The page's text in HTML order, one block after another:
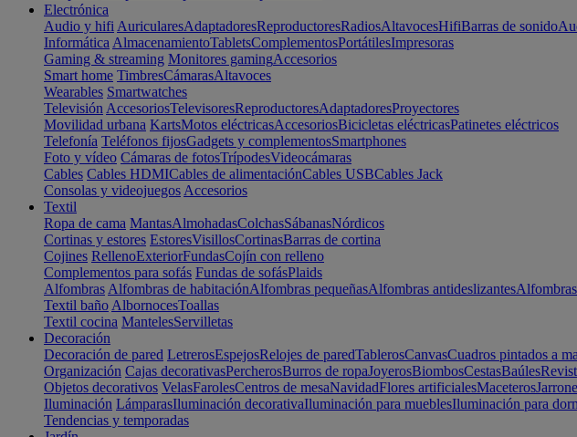
Electrónica
Audio y hifi AuricularesAdaptadoresReproductoresRadiosAltavocesHifiBarras de sonido
Informática AlmacenamientoTabletsComplementosPortátilesImpresoras
Gaming & streaming Monitores gamingAccesorios
Smart home TimbresCámarasAltavoces
Wearables Smartwatches
Televisión AccesoriosTelevisoresReproductoresAdaptadoresProyectores
Movilidad urbana KartsMotos eléctricasAccesoriosBicicletas eléctricasPatinetes eléctricos
Telefonía Teléfonos fijosGadgets y complementosSmartphones
Foto y vídeo Cámaras de fotosTrípodesVideocámaras
Cables Cables HDMICables de alimentaciónCables USBCables Jack
Consolas y videojuegos Accesorios
Textil
Ropa de cama MantasAlmohadasColchasSábanasNórdicos
Cortinas y estores EstoresVisillosCortinasBarras de cortina
Cojines RellenoExteriorFundasCojín con relleno
Complementos para sofás Fundas de sofásPlaids
Alfombras Alfombras de habitaciónAlfombras pequeñasAlfombras antideslizantes
Textil baño AlbornocesToallas
Textil cocina MantelesServilletas
Decoración
Decoración de pared LetrerosEspejosRelojes de paredTablerosCanvasCuadros pintados a
Organización Cajas decorativasPercherosBurros de ropaJoyerosBiombosCestasBaúles
Objetos decorativos VelasFarolesCentros de mesaNavidadFlores artificialesMaceteros
Iluminación LámparasIluminación decorativaIluminación para mueblesIluminación para
Tendencias y temporadas